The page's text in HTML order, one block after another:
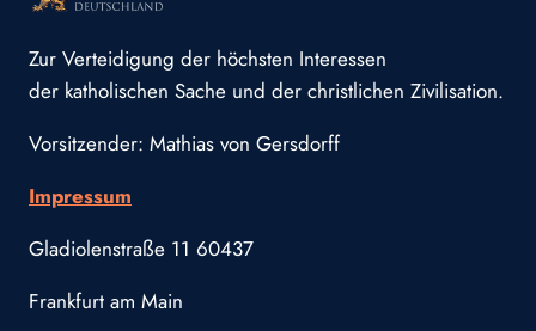
Zur Verteidigung der höchsten Interessen
der katholischen Sache und der christlichen Zivilisation.
Vorsitzender: Mathias von Gersdorff
Impressum
Gladiolenstraße 11 60437
Frankfurt am Main